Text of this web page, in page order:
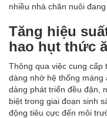
nhiều nhà chăn nuôi
Tăng hiệu
hao hụt thức
Thông qua việc cung cấp
dàng nhờ hệ thống máng
dàng phát triển đều đặn,
biệt trong giai đoạn sinh
động tiêu cực đến môi